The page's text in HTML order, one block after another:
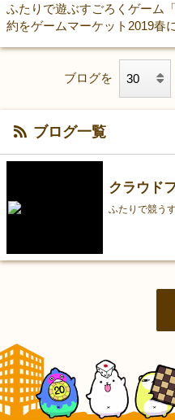
ふたりで遊ぶすごろくゲーム
約をゲームマーケット2019春
ブログを
ブログ一覧